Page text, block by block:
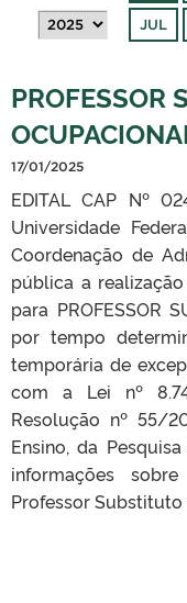
PORTARIAS
JUL
PROFESSOR
17/01/2025
EDITAL CAP Nº
Universidade
Coordenação de
pública a
para PROFESSOR
por tempo
temporária de
com a Lei nº
Resolução nº 55/
Ensino, da
informações
Professor Substituto